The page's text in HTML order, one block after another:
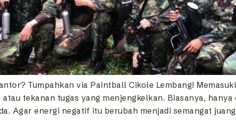
Tumpahkan via Paintball Cikole Lembang!
tekanan tugas yang menjengkelkan. Biasanya,
Agar energi negatif itu berubah menjadi semangat